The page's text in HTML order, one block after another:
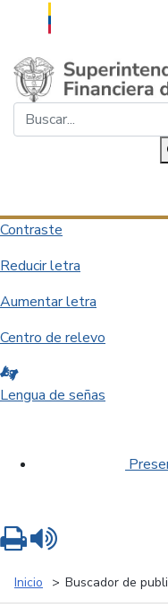
Saltar al contenido
Contraste
Reducir letra
Aumentar letra
Centro de relevo
Lengua de señas
Inicio Buscador de
Imprimir